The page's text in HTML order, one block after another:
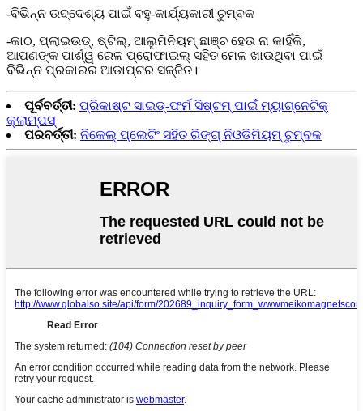
-ବିଭିନ୍ନ ଉଦ୍ଦେଶ୍ୟ ପାଇଁ ବହୁ-କାର୍ଯ୍ୟକାରୀ ଚୁମ୍ବକ
-କାଠ, ପ୍ଲାଇଉଡ୍, ଷ୍ଟିଲ୍, ଆଲୁମିନିୟମ୍ ଛାଞ୍ଚ ହେଉ ନା କାହିଁକି,
ଆପଣଙ୍କ ପାର୍ଶ୍ୱ ରେଳ ପ୍ରୋଫାଇଲ୍ ସହିତ ମେଳ ଖାଉଥିବା ପାଇଁ
ବିଭିନ୍ନ ପ୍ରକାରର ଆଡାପ୍ଟର ସଜ୍ଜିତ।
ପୂର୍ବବର୍ତ୍ତୀ: ପ୍ରିକାଷ୍ଟ ସାଇଡ୍-ଫର୍ମ ସିଷ୍ଟମ୍ ପାଇଁ ମ୍ୟାଗ୍ନେଟିକ୍
କ୍ଲାମ୍ପସ୍
ପରବର୍ତ୍ତୀ: ନିକେଲ୍ ପ୍ଲେଟିଂ ସହିତ ରିଙ୍ଗ୍ ନିଓଡିମିୟମ୍ ଚୁମ୍ବକ